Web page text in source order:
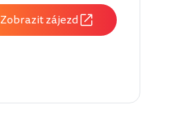
Zobrazit zájezd